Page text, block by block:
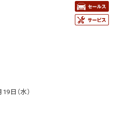
日（水）